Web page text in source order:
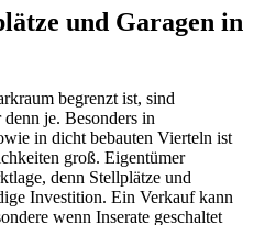
und Garagen in
begrenzt ist, sind
je. Besonders in
in dicht bebauten Vierteln ist
groß. Eigentümer
denn Stellplätze und
Investition. Ein Verkauf kann
wenn Inserate geschaltet